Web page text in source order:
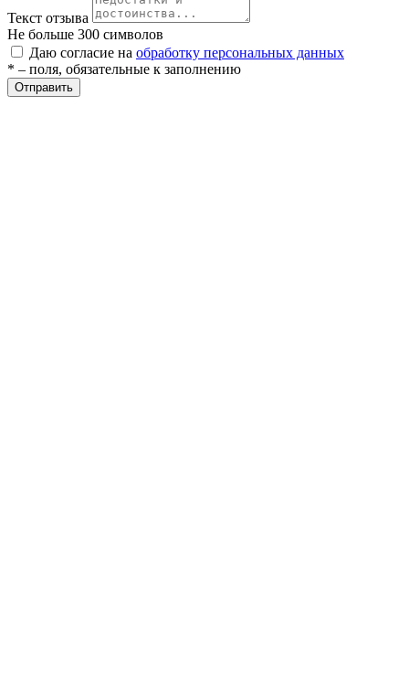
Текст отзыва
Не больше 300 символов
Даю согласие на обработку персональных данных
* – поля, обязательные к заполнению
Отправить